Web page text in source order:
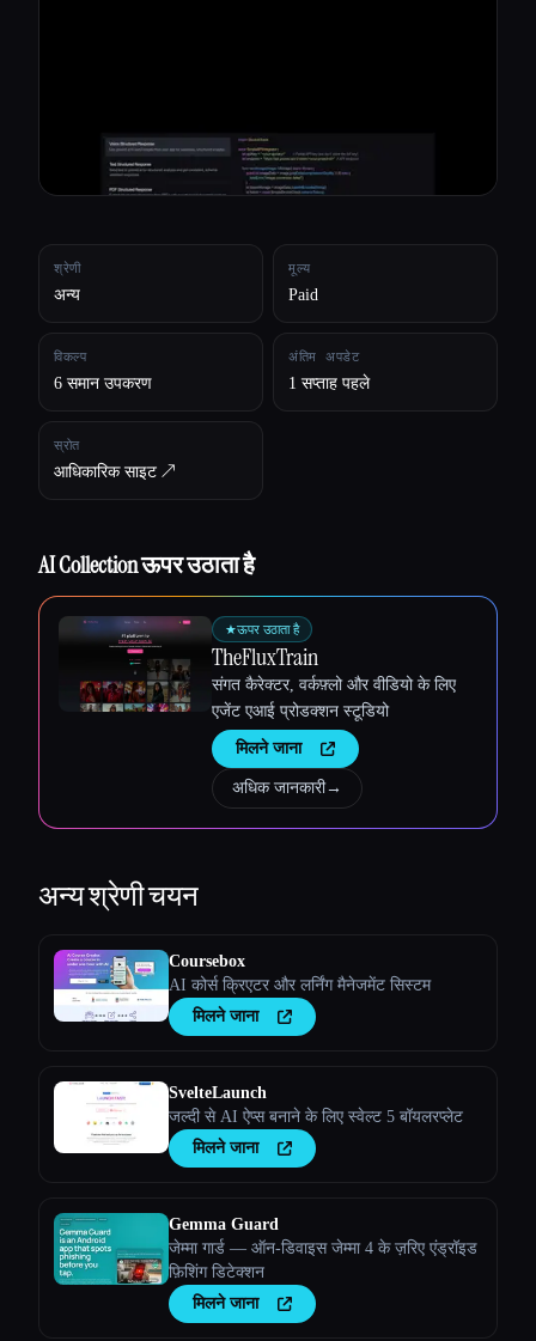
श्रेणी
अन्य
मूल्य
Paid
विकल्प
6 समान उपकरण
अंतिम अपडेट
1 सप्ताह पहले
स्रोत
आधिकारिक साइट ↗︎
AI Collection ऊपर उठाता है
★ऊपर उठाता है
TheFluxTrain
संगत कैरेक्टर, वर्कफ़्लो और वीडियो के लिए
एजेंट एआई प्रोडक्शन स्टूडियो
मिलने जाना
अधिक जानकारी→
अन्यश्रेणी चयन
Coursebox
AI कोर्स क्रिएटर और लर्निंग मैनेजमेंट सिस्टम
मिलने जाना
SvelteLaunch
जल्दी से AI ऐप्स बनाने के लिए स्वेल्ट 5 बॉयलरप्लेट
मिलने जाना
Gemma Guard
जेम्मा गार्ड — ऑन-डिवाइस जेम्मा 4 के ज़रिए एंड्रॉइड
फ़िशिंग डिटेक्शन
मिलने जाना